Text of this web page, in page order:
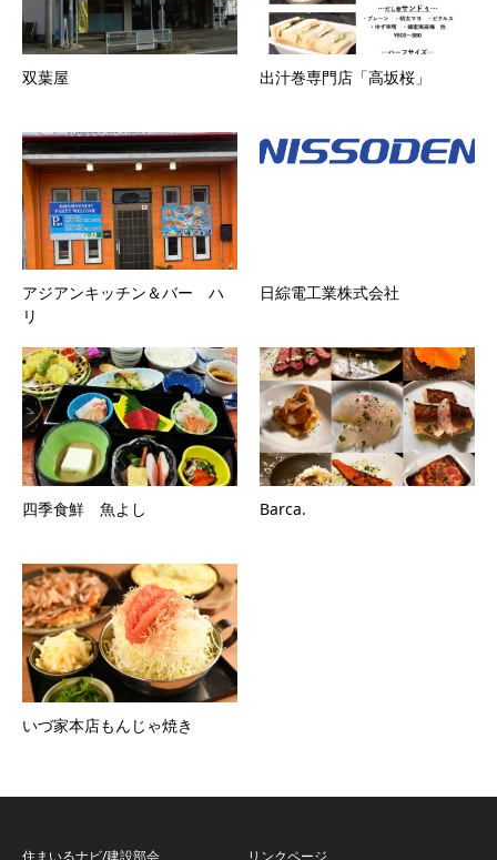
双葉屋 出汁巻専門店「高坂桜」
アジアンキッチン＆バー ハ
リ
日綜電工業株式会社
四季食鮮 魚よし Barca.
いづ家本店もんじゃ焼き
住まいるナビ/建設部会 リンクページ